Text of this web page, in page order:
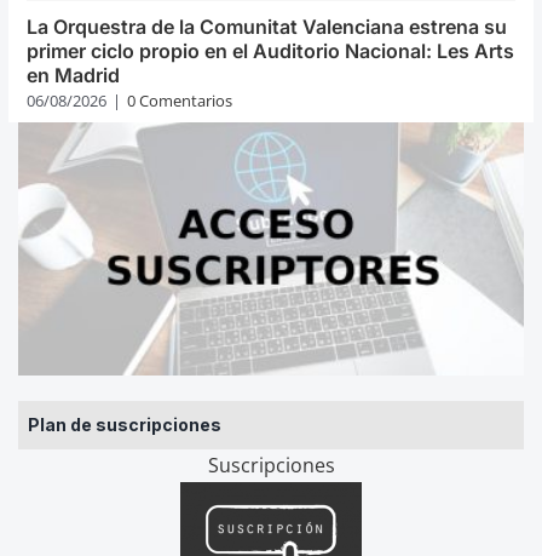
Plan de suscripciones
Suscripciones
La Orquestra de la Comunitat Valenciana estrena su
primer ciclo propio en el Auditorio Nacional: Les Arts
en Madrid
06/08/2026 | 0 Comentarios